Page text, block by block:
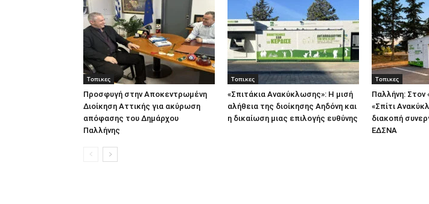
Τοπικες
Προσφυγή στην Αποκεντρωμένη
Διοίκηση Αττικής για ακύρωση
απόφασης του Δημάρχου
Παλλήνης
Τοπικες
«Σπιτάκια Ανακύκλωσης»: Η μισή
αλήθεια της διοίκησης Αηδόνη και
η δικαίωση μιας επιλογής ευθύνης
Τοπικες
Παλλήνη:
«Σπίτι
διακοπή
ΕΔΣΝΑ